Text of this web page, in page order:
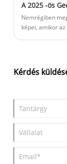
520/555/600/
bevezetése
kettős V8-as +
Nemrégiben
képei, amikor
8 szintén debütál.
Kérdés